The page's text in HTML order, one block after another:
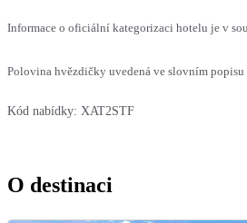
Informace o oficiální kategorizaci hotelu je v
Polovina hvězdičky uvedená ve slovním
Kód nabídky: XAT2STF
O destinaci